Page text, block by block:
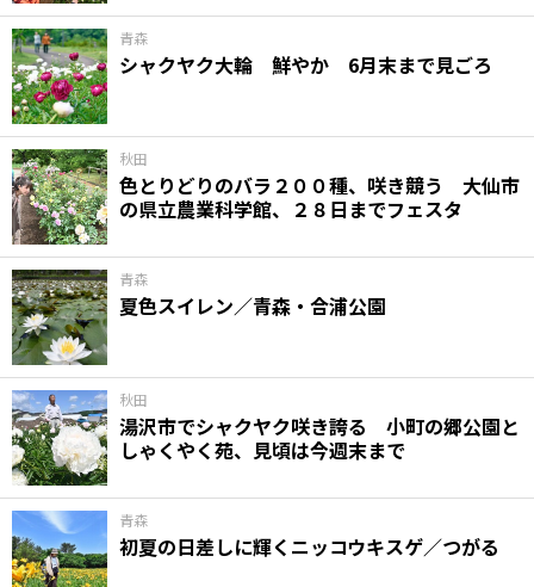
青森
シャクヤク大輪 鮮やか 6月末まで見ごろ
秋田
色とりどりのバラ２００種、咲き競う 大仙市
の県立農業科学館、２８日までフェスタ
青森
夏色スイレン／青森・合浦公園
秋田
湯沢市でシャクヤク咲き誇る 小町の郷公園と
しゃくやく苑、見頃は今週末まで
青森
初夏の日差しに輝くニッコウキスゲ／つがる